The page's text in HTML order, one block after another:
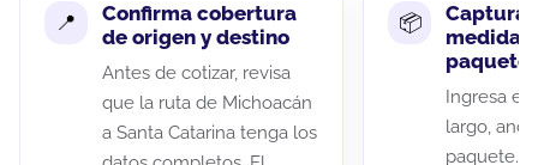
Confirma cobertura
de origen y destino
Antes de cotizar, revisa
que la ruta de Michoacán
a Santa Catarina tenga los
Captura
medidas
paquete
Ingresa el
largo,
paquete.